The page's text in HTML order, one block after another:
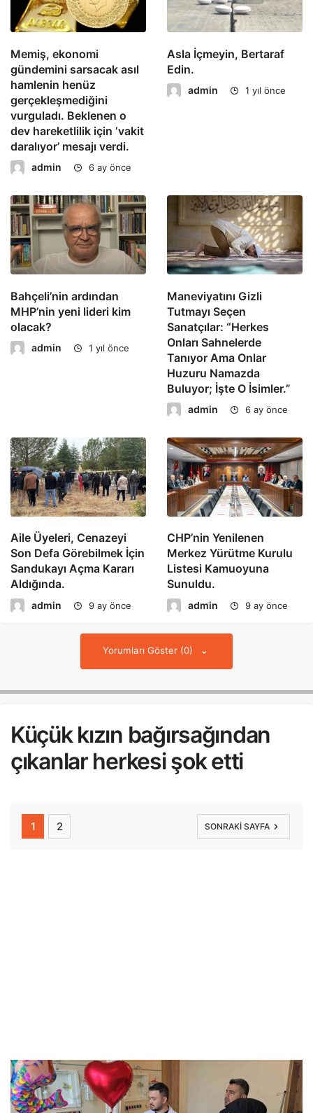
Memiş, ekonomi
gündemini sarsacak asıl
hamlenin henüz
gerçekleşmediğini
vurguladı. Beklenen o
dev hareketlilik için ‘vakit
daralıyor’ mesajı verdi.
admin 6 ay önce
Asla İçmeyin, Bertaraf
Edin.
admin 1 yıl önce
Bahçeli’nin ardından
MHP’nin yeni lideri kim
olacak?
admin 1 yıl önce
Maneviyatını Gizli
Tutmayı Seçen
Sanatçılar: “Herkes
Onları Sahnelerde
Tanıyor Ama Onlar
Huzuru Namazda
Buluyor; İşte O İsimler.”
admin 6 ay önce
Aile Üyeleri, Cenazeyi
Son Defa Görebilmek İçin
Sandukayı Açma Kararı
Aldığında.
admin 9 ay önce
CHP’nin Yenilenen
Merkez Yürütme Kurulu
Listesi Kamuoyuna
Sunuldu.
admin 9 ay önce
Yorumları Göster (0)
Küçük kızın bağırsağından
çıkanlar herkesi şok etti
1 2 SONRAKI SAYFA